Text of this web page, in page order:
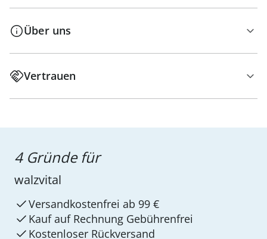
Über uns
Vertrauen
4 Gründe für
walzvital
Versandkostenfrei ab 99 €
Kauf auf Rechnung Gebührenfrei
Kostenloser Rückversand